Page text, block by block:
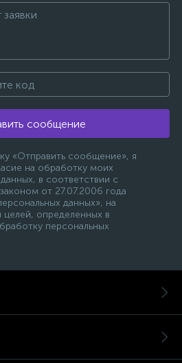
сообщение
«Отправить сообщение», я
на обработку моих
в соответствии с
от 27.07.2006 года
данных», на
целей, определенных в
персональных